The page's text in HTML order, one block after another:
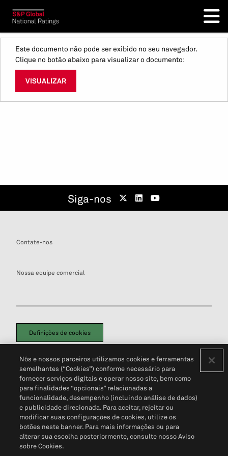
Este documento não pode ser exibido no seu navegador.
Clique no botão abaixo para visualizar o documento:
VISUALIZAR
Siga-nos
Contate-nos
Nossa equipe comercial
Definições de cookies
Política de PrivacidadePortal de privacidade do cliente (em inglês)
Não Venda Minhas Informações Pessoais© 2026 S&P Global
Nós e nossos parceiros utilizamos cookies e ferramentas
semelhantes (“Cookies”) conforme necessário para
fornecer serviços digitais e operar nosso site, bem como
para finalidades “opcionais” relacionadas a
funcionalidade, desempenho (incluindo análise de dados)
e publicidade direcionada. Para aceitar, rejeitar ou
modificar suas configurações de cookies, utilize os
botões neste banner. Para mais informações ou para
alterar sua escolha posteriormente, consulte nosso Aviso
sobre Cookies.